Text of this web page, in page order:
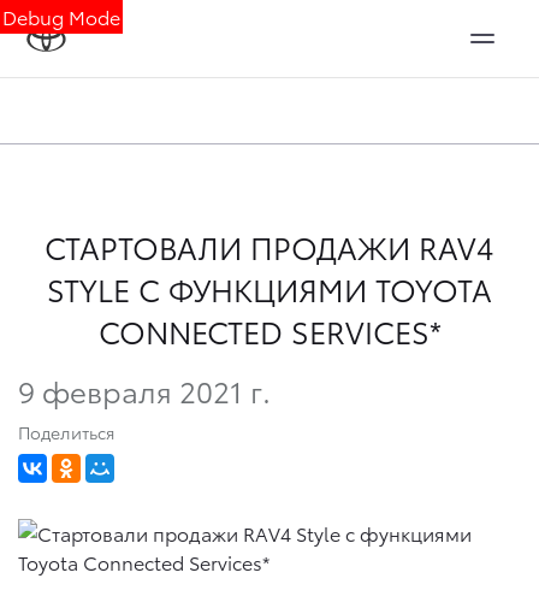
Debug Mode
СТАРТОВАЛИ ПРОДАЖИ RAV4
STYLE С ФУНКЦИЯМИ TOYOTA
CONNECTED SERVICES*
9 февраля 2021 г.
Поделиться